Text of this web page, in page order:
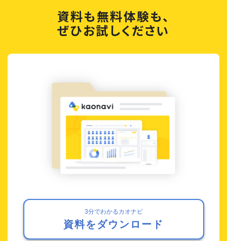
資料も無料体験も、
ぜひお試しください
3分でわかるカオナビ
資料をダウンロード